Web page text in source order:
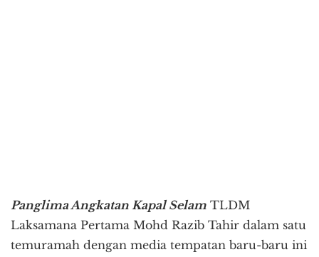
Panglima Angkatan Kapal Selam TLDM
Laksamana Pertama Mohd Razib Tahir dalam satu
temuramah dengan media tempatan baru-baru ini